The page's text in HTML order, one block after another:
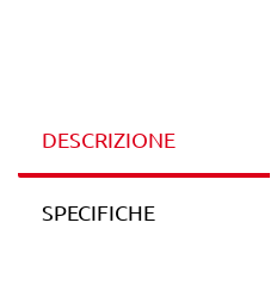
DESCRIZIONE
SPECIFICHE